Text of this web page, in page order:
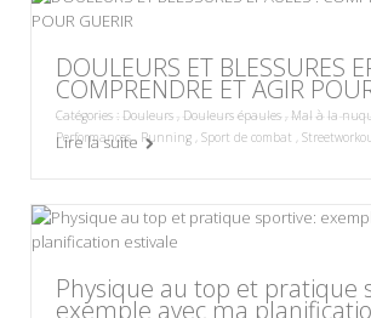
DOULEURS ET BLESSURES
COMPRENDRE ET AGIR
Catégories : Douleurs , Douleurs épaules , Mal à la
Performances, Running Sport de combat
Lire la suite
Physique au top et pratique
exemple avec ma